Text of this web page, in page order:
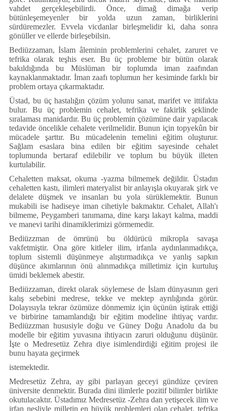
vahdet gerçekleşebilirdi. Önce, dimağ dimağa verip
bütünleşemeyenler bir yolda uzun zaman, birliklerini
sürdüremezler. Evvela vicdanlar birleşmelidir ki, daha sonra
gönüller ve ellerde birleşebilsin.
Bediüzzaman, İslam âleminin problemlerini cehalet, zaruret ve
tefrika olarak teşhis eser. Bu üç probleme bir bütün olarak
bakıldığında bu Müslüman bir toplumda iman zaafından
kaynaklanmaktadır. İman zaafı toplumun her kesiminde farklı bir
problem ortaya çıkarmaktadır.
Üstad, bu üç hastalığın çözüm yolunu sanat, marifet ve ittifakta
bulur. Bu üç problemin cehalet, tefrika ve fakirlik şeklinde
sıralaması manidardır. Bu üç problemin çözümüne dair yapılacak
tedavide öncelikle cehalete verilmelidir. Bunun için topyekûn bir
mücadele şarttır. Bu mücadelenin temelini eğitim oluşturur.
Sağlam esaslara bina edilen bir eğitim sayesinde cehalet
toplumunda bertaraf edilebilir ve toplum bu büyük illeten
kurtulabilir.
Cehaletten maksat, okuma -yazma bilmemek değildir. Üstadın
cehaletten kastı, ilimleri materyalist bir anlayışla okuyarak şirk ve
delalete düşmek ve insanları bu yola sürüklemektir. Bunun
mukabili ise hadiseye iman cihetiyle bakmaktır. Cehalet, Allah'ı
bilmeme, Peygamberi tanımama, dine karşı lakayt kalma, maddi
ve manevi tarihi dinamiklerimizi görmemedir.
Bediüzzman de ömrünü bu öldürücü mikropla savaşa
vakfetmiştir. Ona göre kitleler ilim, irfanla aydınlanmadıkça,
toplum sistemli düşünmeye alıştırmadıkça ve yanlış sapkın
düşünce akımlarının önü alınmadıkça milletimiz için kurtuluş
ümidi beklemek abestir.
Bediüzzaman, direkt olarak söylemese de İslam dünyasının geri
kalış sebebini medrese, tekke ve mektep ayrılığında görür.
Dolayısıyla tekrar özümüze dönmemiz için üçünün iştirak ettiği
ve birbirine tamamlandığı bir eğitim modeline ihtiyaç vardır.
Bediüzzman hususiyle doğu ve Güney Doğu Anadolu da bu
modelle bir eğitim yuvasına ihtiyacın zaruri olduğunu düşünür.
İşte o Medresetüz Zehra diye isimlendirdiği eğitim projesi ile
bunu hayata geçirmek
istemektedir.
Medresetüz Zehra, ay gibi parlayan geceyi gündüze çeviren
üniversite denmektir. Burada dini ilimlerle pozitif bilimler birlikte
okutulacaktır. Üstadımız Medresetüz -Zehra dan yetişecek ilim ve
irfan nesliyle milletin en büyük problemleri olan cehalet, tefrika